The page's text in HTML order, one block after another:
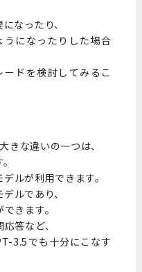
なったり、
になったりした場合
ドを検討してみるこ
な違いの一つは、
ルが利用できます。
ルであり、
きます。
答など、
3.5でも十分にこなす